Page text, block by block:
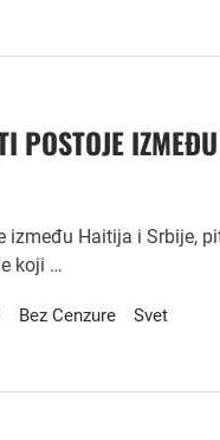
POSTOJE
između Haitija i Srbije,
koji …
Bez Cenzure Svet